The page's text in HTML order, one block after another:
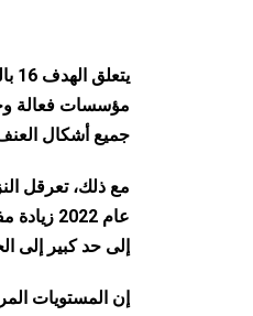
مؤسسات فعالة
جميع أشكال
إلى حد كبير إلى
إن المستويات